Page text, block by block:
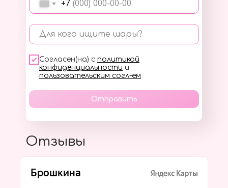
+7
Для кого ищите шары?
Согласен(на) с политикой
конфиденциальности и
пользовательским согл-ем
Отправить
Отзывы